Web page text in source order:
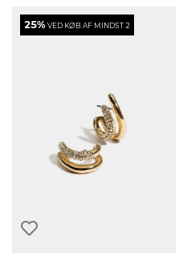
25%VED KØB AF MINDST 2